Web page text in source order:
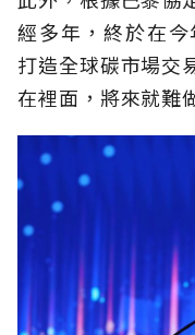
經多年，終於在
打造全球碳市場交
在裡面，將來就難